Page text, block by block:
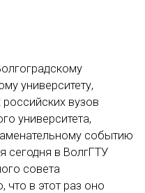
университету,
вузов
университета,
событию
сегодня в ВолгГТУ
совета
что в этот раз оно